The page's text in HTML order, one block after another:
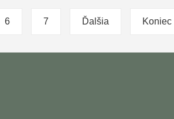
6 7 Ďalšia Koniec